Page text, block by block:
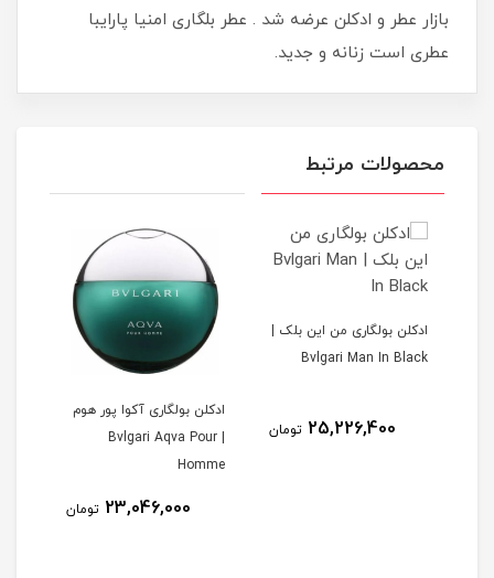
بازار عطر و ادکلن عرضه شد . عطر بلگاری امنیا پارایبا
عطری است زنانه و جدید.
محصولات مرتبط
ادکلن بولگاری من این بلک |
Bvlgari Man In Black
25,226,400 تومان
ادکلن بولگاری آکوا پور هوم
| Bvlgari Aqva Pour
Homme
23,046,000 تومان